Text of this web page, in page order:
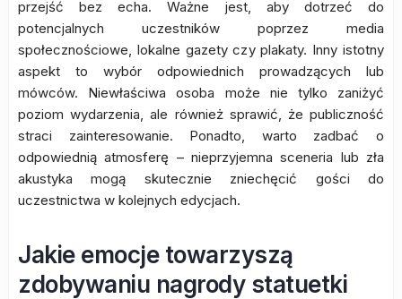
przejść bez echa. Ważne jest, aby dotrzeć do
potencjalnych uczestników poprzez media
społecznościowe, lokalne gazety czy plakaty. Inny istotny
aspekt to wybór odpowiednich prowadzących lub
mówców. Niewłaściwa osoba może nie tylko zaniżyć
poziom wydarzenia, ale również sprawić, że publiczność
straci zainteresowanie. Ponadto, warto zadbać o
odpowiednią atmosferę – nieprzyjemna sceneria lub zła
akustyka mogą skutecznie zniechęcić gości do
uczestnictwa w kolejnych edycjach.
Jakie emocje towarzyszą
zdobywaniu nagrody statuetki